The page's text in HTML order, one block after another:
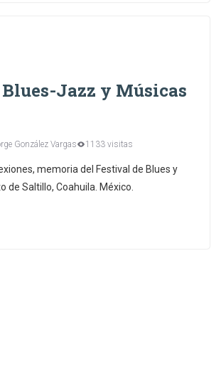
Jazz y Músicas
González Vargas 1133 visitas
memoria del Festival de Blues y
de Saltillo, Coahuila. México.